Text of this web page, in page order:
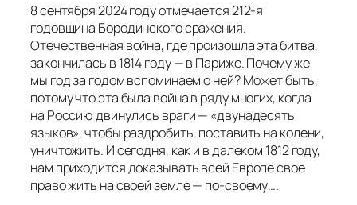
8 сентября 2024 году отмечается 212-я
годовщина Бородинского сражения.
Отечественная война, где произошла эта битва,
закончилась в 1814 году — в Париже. Почему же
мы год за годом вспоминаем о ней? Может быть,
потому что эта была война в ряду многих, когда
на Россию двинулись враги — «двунадесять
языков», чтобы раздробить, поставить на колени,
уничтожить. И сегодня, как и в далеком 1812 году,
нам приходится доказывать всей Европе свое
право жить на своей земле — по-своему….